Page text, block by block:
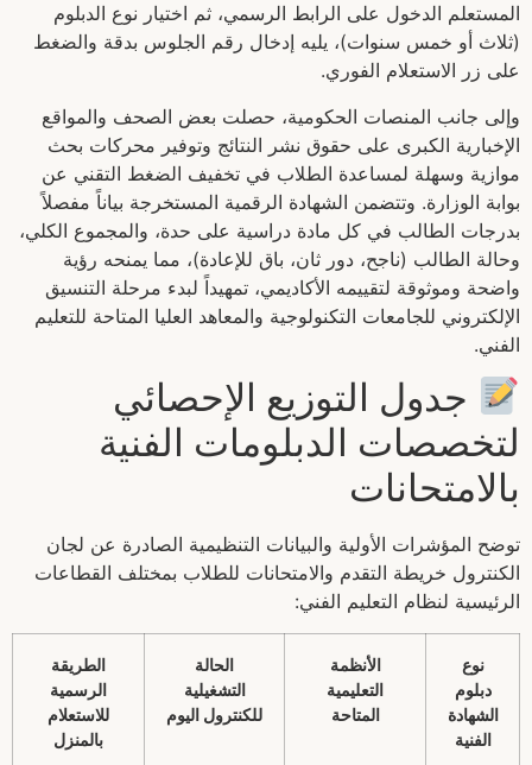
المستعلم الدخول على الرابط الرسمي، ثم اختيار نوع الدبلوم
(ثلاث أو خمس سنوات)، يليه إدخال رقم الجلوس بدقة والضغط
على زر الاستعلام الفوري.
وإلى جانب المنصات الحكومية، حصلت بعض الصحف والمواقع
الإخبارية الكبرى على حقوق نشر النتائج وتوفير محركات بحث
موازية وسهلة لمساعدة الطلاب في تخفيف الضغط التقني عن
بوابة الوزارة. وتتضمن الشهادة الرقمية المستخرجة بياناً مفصلاً
بدرجات الطالب في كل مادة دراسية على حدة، والمجموع الكلي،
وحالة الطالب (ناجح، دور ثان، باق للإعادة)، مما يمنحه رؤية
واضحة وموثوقة لتقييمه الأكاديمي، تمهيداً لبدء مرحلة التنسيق
الإلكتروني للجامعات التكنولوجية والمعاهد العليا المتاحة للتعليم
الفني.
جدول التوزيع الإحصائي
لتخصصات الدبلومات الفنية
بالامتحانات
توضح المؤشرات الأولية والبيانات التنظيمية الصادرة عن لجان
الكنترول خريطة التقدم والامتحانات للطلاب بمختلف القطاعات
الرئيسية لنظام التعليم الفني:
نوع
دبلوم
الشهادة
الفنية
الأنظمة
التعليمية
المتاحة
الحالة
التشغيلية
للكنترول اليوم
الطريقة
الرسمية
للاستعلام
بالمنزل